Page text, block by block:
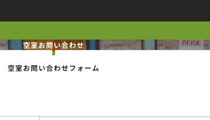
空室お問い合わせ
空室お問い合わせフォーム